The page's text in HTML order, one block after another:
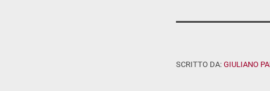
SCRITTO DA: GIULIANO